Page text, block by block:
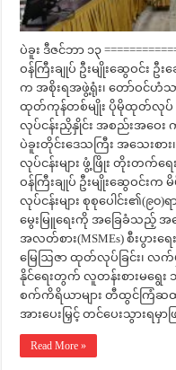
ပဲခူး ဒီဇင်ဘာ ၁၃
ဝန်ကြီးချုပ် ဦးမျိုးဆွေဝင်း ဦ
က အစိုးရအဖွဲ့ရုံး၊ တော်ဝင်ဟံ
ထုတ်ကုန်တစ်မျိုး ပိုမိုထုတ်လုပ် တင်
လုပ်ငန်းညှိနှိုင်း အစည်းအဝေ
ပဲခူးတိုင်းဒေသကြီး အသေးစား
လုပ်ငန်းများ ဖွံ့ဖြိုး တိုးတက်ရ
ဝန်ကြီးချုပ် ဦးမျိုးဆွေဝင်းက
လုပ်ငန်းများ စုစုပေါင်း၏(၉၀
မွေးမြူရေးကို အခြေခံသည့် အသ
အလတ်စား(MSMEs) စီးပွားရေ
မြေဩဇာ ထုတ်လုပ်ခြင်း၊
နိုင်ရေးတွက် လူတန်းစားမရွေ
စက်ကိရိယာများ တီထွင်ကြံဆ
အားပေးမြှင့် တင်ပေးသွားရမှာဖ
Read More »